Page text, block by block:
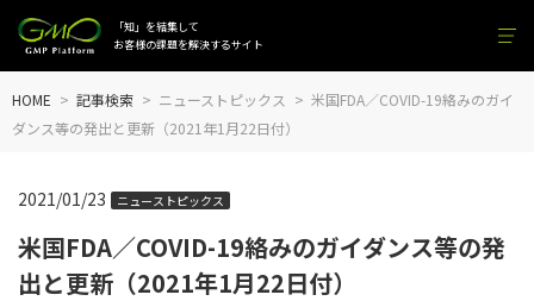
「知」を結集して
お客様の課題を解決するサイト
HOME 記事検索 ニューストピックス
米国FDA／COVID-19絡みのガイ
ダンス等の発出と更新（2021年1月22日付）
米国FDA／COVID-19絡みのガイダンス等の発
出と更新（2021年1月22日付）
2021/01/23 ニューストピックス